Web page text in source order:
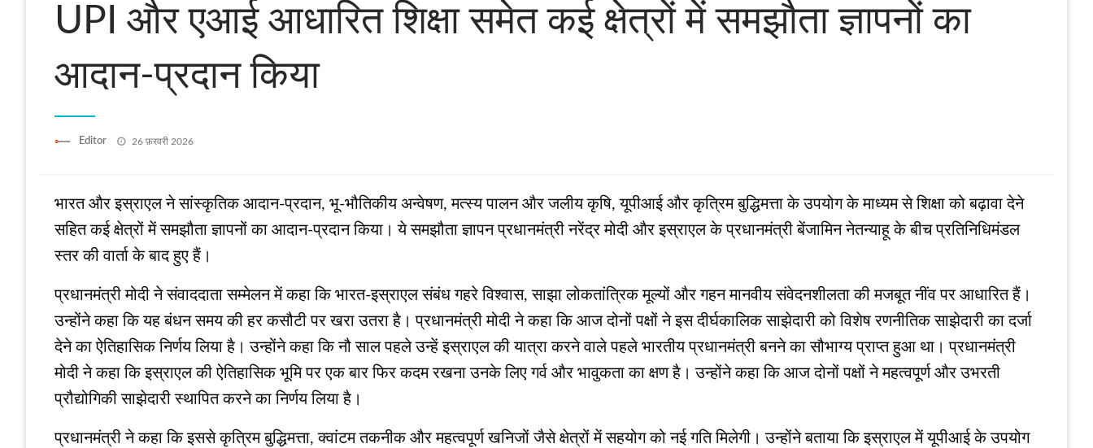
UPI और एआई आधारित शिक्षा समेत कई क्षेत्रों में समझौता ज्ञापनों का
आदान-प्रदान किया
Editor
Posted
26 फ़रवरी 2026
भारत और इस्राएल ने सांस्कृतिक आदान-प्रदान, भू-भौतिकीय अन्वेषण, मत्स्य पालन और जलीय कृषि, यूपीआई और कृत्रिम बुद्धिमत्ता के उपयोग के माध्यम से शिक्षा को बढ़ावा देने
सहित कई क्षेत्रों में समझौता ज्ञापनों का आदान-प्रदान किया। ये समझौता ज्ञापन प्रधानमंत्री नरेंद्र मोदी और इस्राएल के प्रधानमंत्री बेंजामिन नेतन्याहू के बीच प्रतिनिधिमंडल
स्तर की वार्ता के बाद हुए हैं।
प्रधानमंत्री मोदी ने संवाददाता सम्‍मेलन में कहा कि भारत-इस्राएल संबंध गहरे विश्वास, साझा लोकतांत्रिक मूल्यों और गहन मानवीय संवेदनशीलता की मजबूत नींव पर आधारित हैं।
उन्होंने कहा कि यह बंधन समय की हर कसौटी पर खरा उतरा है। प्रधानमंत्री मोदी ने कहा कि आज दोनों पक्षों ने इस दीर्घकालिक साझेदारी को विशेष रणनीतिक साझेदारी का दर्जा
देने का ऐतिहासिक निर्णय लिया है। उन्होंने कहा कि नौ साल पहले उन्हें इस्राएल की यात्रा करने वाले पहले भारतीय प्रधानमंत्री बनने का सौभाग्य प्राप्त हुआ था। प्रधानमंत्री
मोदी ने कहा कि इस्राएल की ऐतिहासिक भूमि पर एक बार फिर कदम रखना उनके लिए गर्व और भावुकता का क्षण है। उन्होंने कहा कि आज दोनों पक्षों ने महत्वपूर्ण और उभरती
प्रौद्योगिकी साझेदारी स्थापित करने का निर्णय लिया है।
प्रधानमंत्री ने कहा कि इससे कृत्रिम बुद्धिमत्ता, क्वांटम तकनीक और महत्वपूर्ण खनिजों जैसे क्षेत्रों में सहयोग को नई गति मिलेगी। उन्होंने बताया कि इस्राएल में यूपीआई के उपयोग